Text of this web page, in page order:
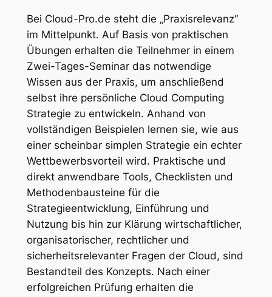
Bei Cloud-Pro.de steht die „Praxisrelevanz“
im Mittelpunkt. Auf Basis von praktischen
Übungen erhalten die Teilnehmer in einem
Zwei-Tages-Seminar das notwendige
Wissen aus der Praxis, um anschließend
selbst ihre persönliche Cloud Computing
Strategie zu entwickeln. Anhand von
vollständigen Beispielen lernen sie, wie aus
einer scheinbar simplen Strategie ein echter
Wettbewerbsvorteil wird. Praktische und
direkt anwendbare Tools, Checklisten und
Methodenbausteine für die
Strategieentwicklung, Einführung und
Nutzung bis hin zur Klärung wirtschaftlicher,
organisatorischer, rechtlicher und
sicherheitsrelevanter Fragen der Cloud, sind
Bestandteil des Konzepts. Nach einer
erfolgreichen Prüfung erhalten die